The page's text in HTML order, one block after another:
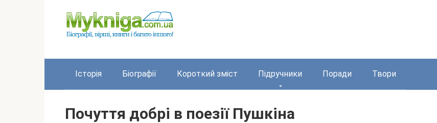
Історія Біографії Короткий зміст Підручники Поради Твори
Почуття добрі в поезії Пушкіна